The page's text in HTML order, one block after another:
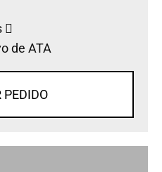
de ATA
PEDIDO